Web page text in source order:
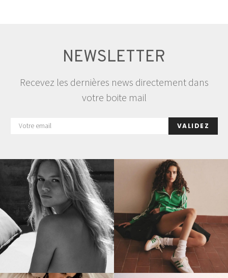
NEWSLETTER
Recevez les dernières news directement dans
votre boite mail
VALIDEZ